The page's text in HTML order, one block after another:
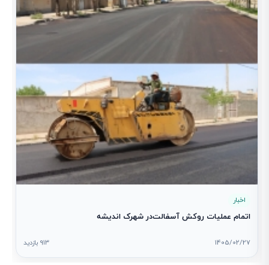
اخبار
اتمام عملیات روکش آسفالت‌در شهرک اندیشه
1405/02/27 913 بازدید